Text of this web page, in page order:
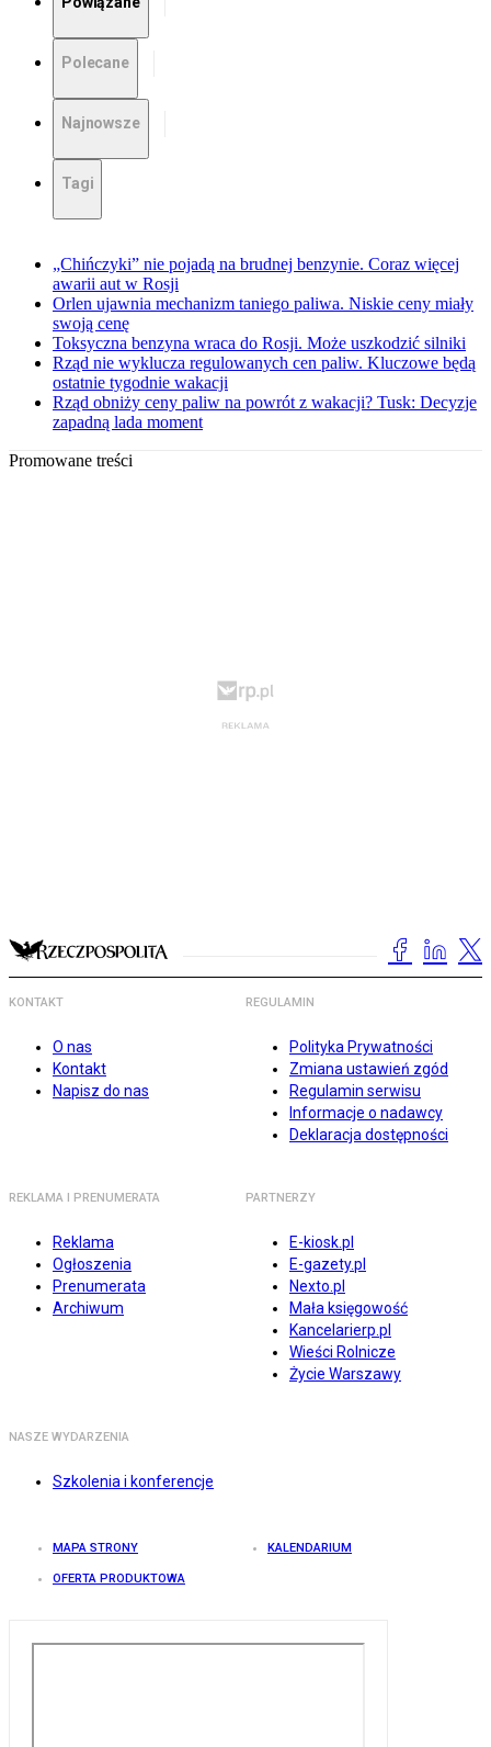
Polecane
Najnowsze
Tagi
„Chińczyki” nie pojadą na brudnej benzynie. Coraz więcej
awarii aut w Rosji
Orlen ujawnia mechanizm taniego paliwa. Niskie ceny miały
swoją cenę
Toksyczna benzyna wraca do Rosji. Może uszkodzić silniki
Rząd nie wyklucza regulowanych cen paliw. Kluczowe będą
ostatnie tygodnie wakacji
Rząd obniży ceny paliw na powrót z wakacji? Tusk: Decyzje
zapadną lada moment
Promowane treści
KONTAKT
O nas
Kontakt
Napisz do nas
REGULAMIN
Polityka Prywatności
Zmiana ustawień zgód
Regulamin serwisu
Informacje o nadawcy
Deklaracja dostępności
REKLAMA I PRENUMERATA
Reklama
Ogłoszenia
Prenumerata
Archiwum
PARTNERZY
E-kiosk.pl
E-gazety.pl
Nexto.pl
Mała księgowość
Kancelarierp.pl
Wieści Rolnicze
Życie Warszawy
NASZE WYDARZENIA
Szkolenia i konferencje
MAPA STRONY KALENDARIUM
OFERTA PRODUKTOWA